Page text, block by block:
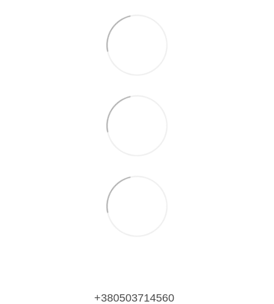
+380503714560